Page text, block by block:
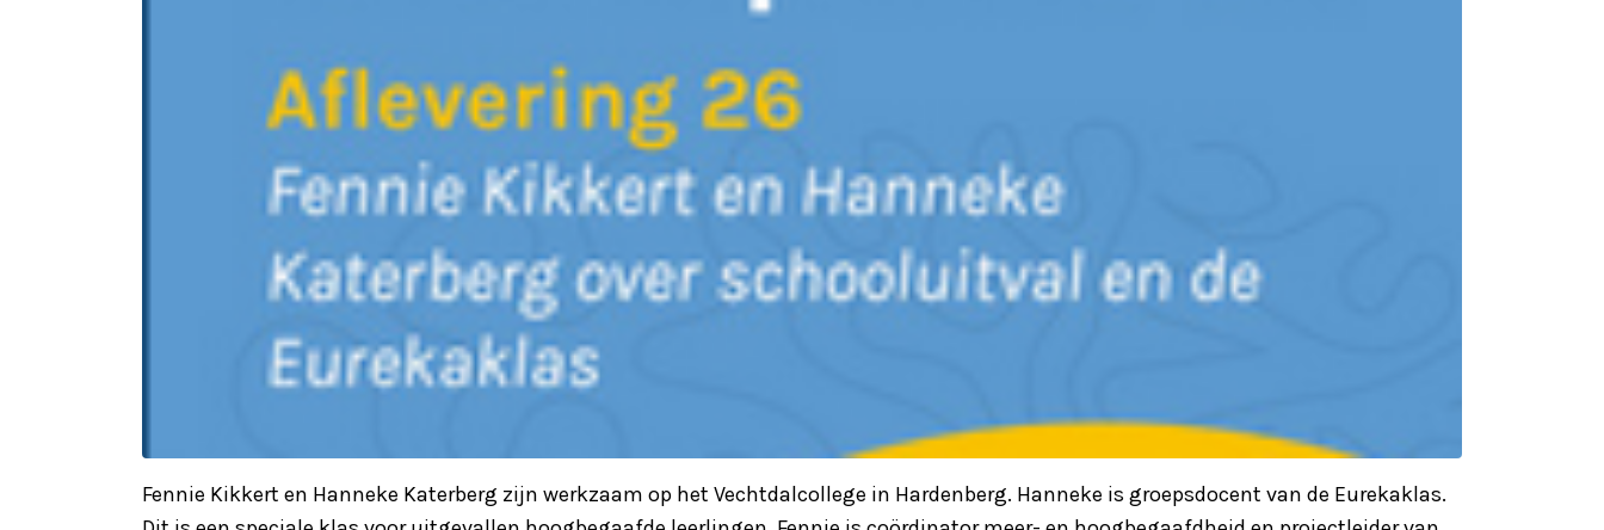
Fennie Kikkert en Hanneke Katerberg zijn werkzaam op het Vechtdalcollege in Hardenberg. Hanneke is groepsdocent van de Eurekaklas.